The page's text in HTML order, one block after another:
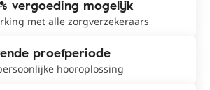
vergoeding mogelijk
met alle zorgverzekeraars
proefperiode
hooroplossing